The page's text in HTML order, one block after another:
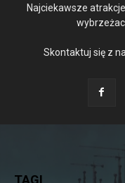
Najciekawsze
Skontaktuj się z
TAGI